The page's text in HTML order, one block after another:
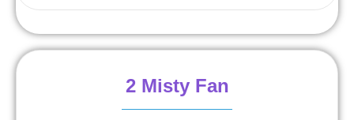
2 Misty Fan